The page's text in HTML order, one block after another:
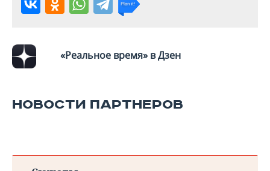
«Реальное время» в Дзен
НОВОСТИ ПАРТНЕРОВ